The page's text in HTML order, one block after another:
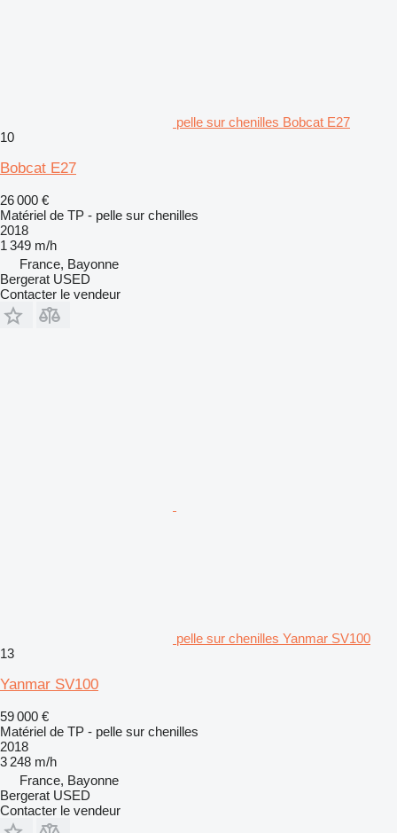
pelle sur chenilles Bobcat E27
10
Bobcat E27
26 000 €
Matériel de TP - pelle sur chenilles
2018
1 349 m/h
France, Bayonne
Bergerat USED
Contacter le vendeur
pelle sur chenilles Yanmar SV100
13
Yanmar SV100
59 000 €
Matériel de TP - pelle sur chenilles
2018
3 248 m/h
France, Bayonne
Bergerat USED
Contacter le vendeur